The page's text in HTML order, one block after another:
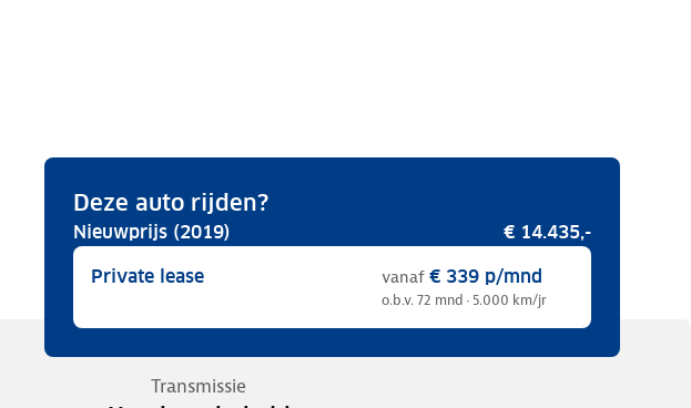
Deze auto rijden?
Nieuwprijs (2019)
€ 14.435,-
Private lease
vanaf € 339p/mnd
o.b.v. 72 mnd · 5.000 km/jr
Transmissie